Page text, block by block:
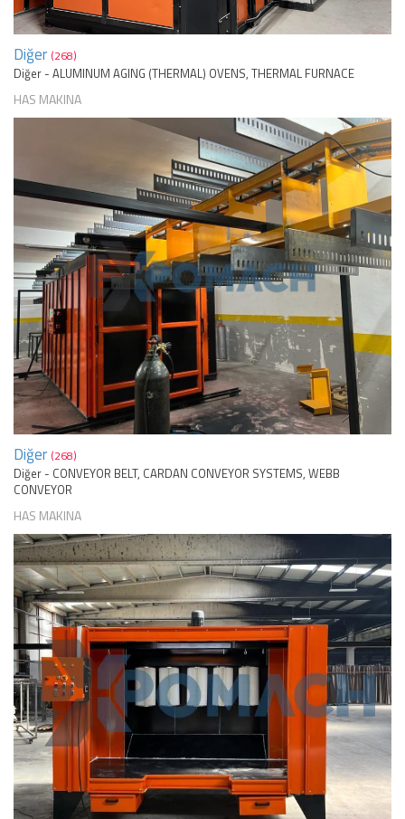
Diğer (268)
Diğer - ALUMINUM AGING (THERMAL) OVENS, THERMAL FURNACE
HAS MAKINA
Diğer (268)
Diğer - CONVEYOR BELT, CARDAN CONVEYOR SYSTEMS, WEBB
CONVEYOR
HAS MAKINA